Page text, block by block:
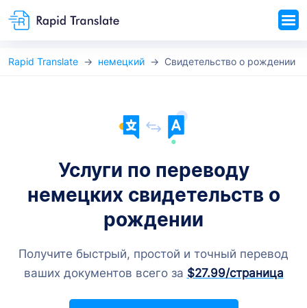
Rapid Translate немецкий Свидетельство о рождении
Услуги по переводу
немецких свидетельств о
рождении
Получите быстрый, простой и точный перевод
ваших документов всего за $27.99/страница